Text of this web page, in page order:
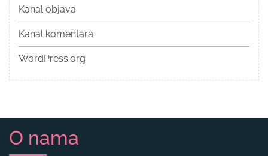
Kanal objava
Kanal komentara
WordPress.org
O nama